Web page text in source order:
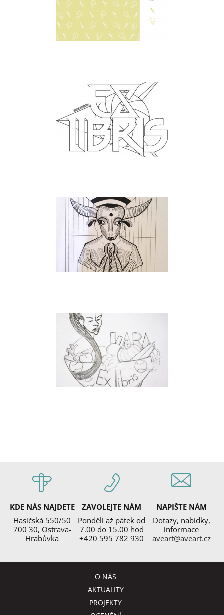
KDE NÁS NAJDETE
Hasičská 550/50
700 30, Ostrava-
Hrabůvka
ZAVOLEJTE NÁM
Pondělí až pátek od
7.00 do 15.00 hod
+420 595 782 930
NAPIŠTE NÁM
Dotazy, nabídky,
informace
aveart@aveart.cz
O NÁS
AKTUALITY
PROJEKTY